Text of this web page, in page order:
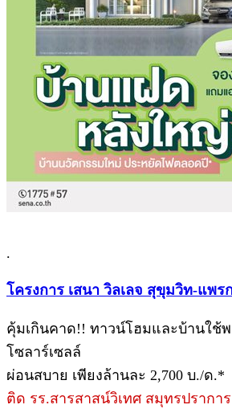
.
โครงการ เสนา วิลเลจ สุขุมวิท-แพร
คุ้มเกินคาด!! ทาวน์โฮมและบ้านใช้
โซลาร์เซลล์
ผ่อนสบาย เพียงล้านละ 2,700 บ./ด.*
ติด รร.สารสาสน์วิเทศ สมุทรปราการ